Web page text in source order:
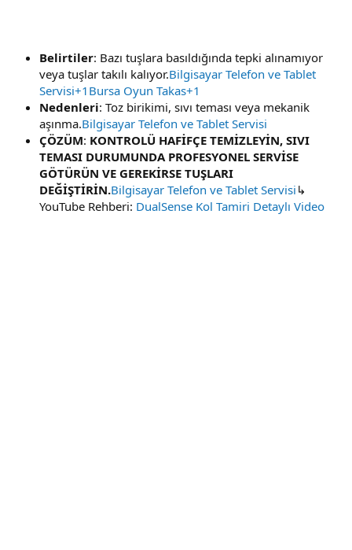
Belirtiler: Bazı tuşlara basıldığında tepki alınamıyor
veya tuşlar takılı kalıyor.Bilgisayar Telefon ve Tablet
Servisi+1Bursa Oyun Takas+1
Nedenleri: Toz birikimi, sıvı teması veya mekanik
aşınma.Bilgisayar Telefon ve Tablet Servisi
ÇÖZÜM: KONTROLÜ HAFİFÇE TEMİZLEYİN, SIVI
TEMASI DURUMUNDA PROFESYONEL SERVİSE
GÖTÜRÜN VE GEREKİRSE TUŞLARI
DEĞİŞTİRİN.Bilgisayar Telefon ve Tablet Servisi ↳
YouTube Rehberi: DualSense Kol Tamiri Detaylı Video